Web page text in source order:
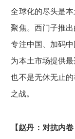
全球化的尽头是
聚焦。西门子推
专注中国、加码
为本土市场提供
也不是无休无止
之战。
【赵丹：对抗内